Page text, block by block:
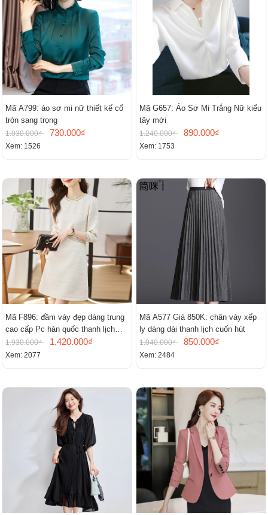
Mã A799: áo sơ mi nữ thiết kế cổ
tròn sang trọng
1.030.000₫ 730.000₫
Xem: 1526
Mã G657: Áo Sơ Mi Trắng Nữ kiểu
tây mới
1.240.000₫ 890.000₫
Xem: 1753
Mã F896: đầm váy đẹp dáng trung
cao cấp Pc hàn quốc thanh lịch
mới
1.930.000₫ 1.420.000₫
Xem: 2077
Mã A577 Giá 850K: chân váy xếp
ly dáng dài thanh lịch cuốn hút
1.040.000₫ 850.000₫
Xem: 2484